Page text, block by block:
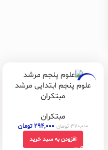
-21%
علوم پنجم ابتدایی مرشد
مبتکران
مبتکران
۳۷۰,۰۰۰تومان ۲۹۴,۰۰۰ تومان
افزودن به سبد خرید